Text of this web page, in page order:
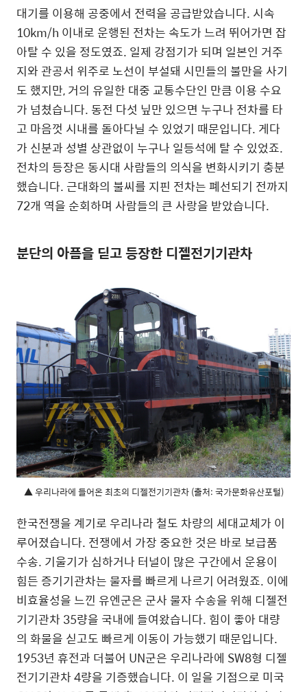
대기를 이용해 공중에서 전력을 공급받았습니다. 시속
10km/h 이내로 운행된 전차는 속도가 느려 뛰어가면 잡
아탈 수 있을 정도였죠. 일제 강점기가 되며 일본인 거주
지와 관공서 위주로 노선이 부설돼 시민들의 불만을 사기
도 했지만, 거의 유일한 대중 교통수단인 만큼 이용 수요
가 넘쳤습니다. 동전 다섯 닢만 있으면 누구나 전차를 타
고 마음껏 시내를 돌아다닐 수 있었기 때문입니다. 게다
가 신분과 성별 상관없이 누구나 일등석에 탈 수 있었죠.
전차의 등장은 동시대 사람들의 의식을 변화시키기 충분
했습니다. 근대화의 불씨를 지핀 전차는 폐선되기 전까지
72개 역을 순회하며 사람들의 큰 사랑을 받았습니다.
분단의 아픔을 딛고 등장한 디젤전기기관차
▲ 우리나라에 들어온 최초의 디젤전기기관차 (출처: 국가문화유산포털)
한국전쟁을 계기로 우리나라 철도 차량의 세대교체가 이
루어졌습니다. 전쟁에서 가장 중요한 것은 바로 보급품
수송. 기울기가 심하거나 터널이 많은 구간에서 운용이
힘든 증기기관차는 물자를 빠르게 나르기 어려웠죠. 이에
비효율성을 느낀 유엔군은 군사 물자 수송을 위해 디젤전
기기관차 35량을 국내에 들여왔습니다. 힘이 좋아 대량
의 화물을 싣고도 빠르게 이동이 가능했기 때문입니다.
1953년 휴전과 더불어 UN군은 우리나라에 SW8형 디젤
전기기관차 4량을 기증했습니다. 이 일을 기점으로 미국